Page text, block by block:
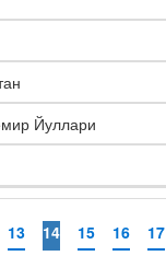
Йуллари
13 14 15 16 17